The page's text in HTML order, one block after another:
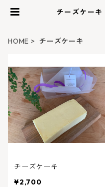
チーズケー
HOME チーズケーキ
チーズケーキ
¥2,700